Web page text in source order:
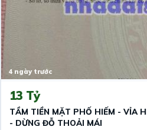
4 ngày trước
13 Tỷ
TẦM TIỀN MẶT PHỐ HIẾM - VỈA
- DỪNG ĐỖ THOẢI MÁI